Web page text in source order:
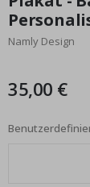
der
Bildgalerie
springen
Namly Design
35,00 €